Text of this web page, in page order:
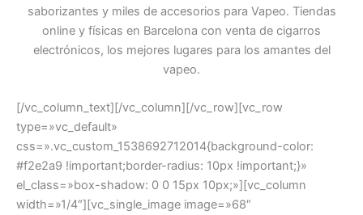
saborizantes y miles de accesorios para Vapeo. Tiendas
online y físicas en Barcelona con venta de cigarros
electrónicos, los mejores lugares para los amantes del
vapeo.
[/vc_column_text][/vc_column][/vc_row][vc_row
type=»vc_default»
css=».vc_custom_1538692712014{background-color:
#f2e2a9 !important;border-radius: 10px !important;}»
el_class=»box-shadow: 0 0 15px 10px;»][vc_column
width=»1/4″][vc_single_image image=»68″